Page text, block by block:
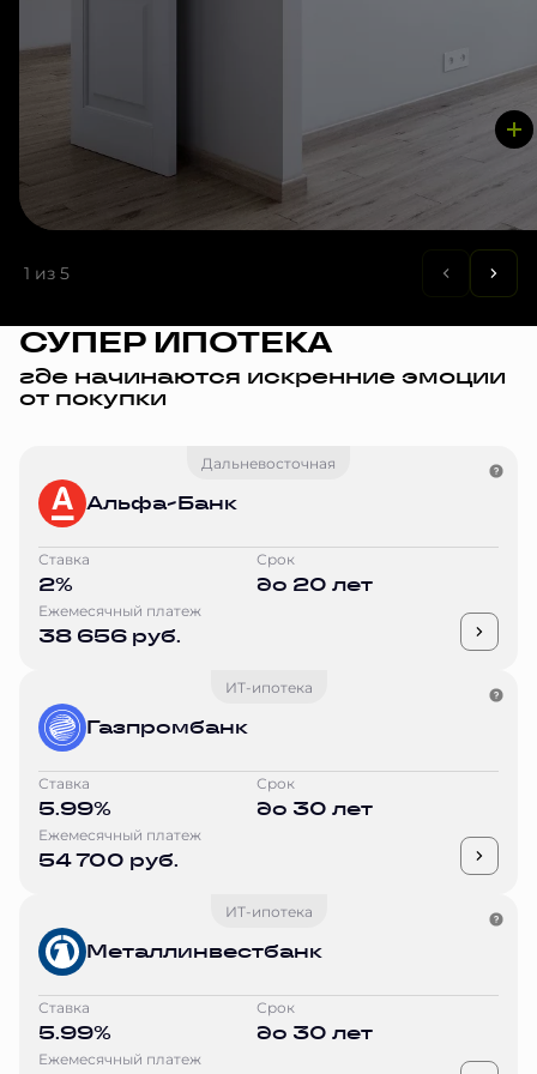
1 из 5
СУПЕР ИПОТЕКА
где начинаются искренние эмоции
от покупки
Дальневосточная
Альфа-Банк
Ставка
2%
Срок
до 20 лет
Ежемесячный платеж
38 656 руб.
ИТ-ипотека
Газпромбанк
Ставка
5.99%
Срок
до 30 лет
Ежемесячный платеж
54 700 руб.
ИТ-ипотека
Металлинвестбанк
Ставка
5.99%
Срок
до 30 лет
Ежемесячный платеж